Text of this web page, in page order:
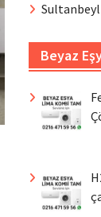
Beyaz